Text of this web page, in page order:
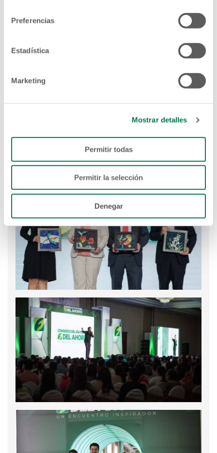
Preferencias
Estadística
Marketing
Mostrar detalles
Permitir todas
Permitir la selección
Denegar